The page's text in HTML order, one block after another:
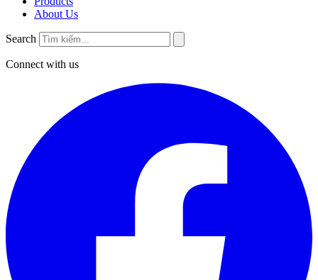
About Us
Search
Connect with us